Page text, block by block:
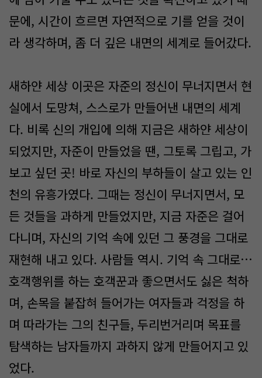
문에, 시간이 흐르면 자연적으로 기를 얻을 것이
라 생각하며, 좀 더 깊은 내면의 세계로 들어갔다.
새하얀 세상 이곳은 자준의 정신이 무너지면서 현
실에서 도망쳐, 스스로가 만들어낸 내면의 세계
다. 비록 신의 개입에 의해 지금은 새하얀 세상이
되었지만, 자준이 만들었을 땐, 그토록 그립고, 가
보고 싶던 곳! 바로 자신의 부하들이 살고 있는 인
천의 유흥가였다. 그때는 정신이 무너지면서, 모
든 것들을 과하게 만들었지만, 지금 자준은 걸어
다니며, 자신의 기억 속에 있던 그 풍경을 그대로
재현해 내고 있다. 사람들 역시. 기억 속 그대로…
호객행위를 하는 호객꾼과 좋으면서도 싫은 척하
며, 손목을 붙잡혀 들어가는 여자들과 걱정을 하
며 따라가는 그의 친구들, 두리번거리며 목표를
탐색하는 남자들까지 과하지 않게 만들어지고 있
었다.